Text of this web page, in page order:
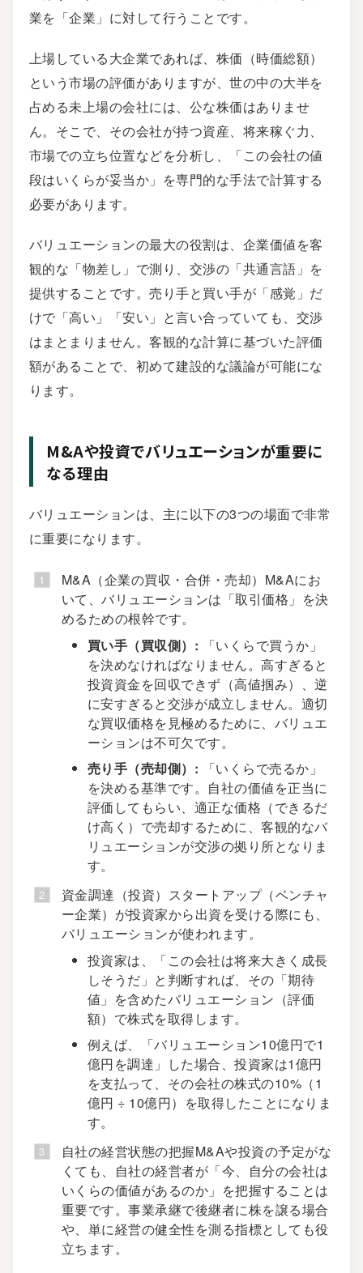
業を「企業」に対して行うことです。
上場している大企業であれば、株価（時価総額）
という市場の評価がありますが、世の中の大半を
占める未上場の会社には、公な株価はありませ
ん。そこで、その会社が持つ資産、将来稼ぐ力、
市場での立ち位置などを分析し、「この会社の値
段はいくらが妥当か」を専門的な手法で計算する
必要があります。
バリュエーションの最大の役割は、企業価値を客
観的な「物差し」で測り、交渉の「共通言語」を
提供することです。売り手と買い手が「感覚」だ
けで「高い」「安い」と言い合っていても、交渉
はまとまりません。客観的な計算に基づいた評価
額があることで、初めて建設的な議論が可能にな
ります。
M&Aや投資でバリュエーションが重要に
なる理由
バリュエーションは、主に以下の3つの場面で非常
に重要になります。
M&A（企業の買収・合併・売却）M&Aにお
いて、バリュエーションは「取引価格」を決
めるための根幹です。
買い手（買収側）: 「いくらで買うか」
を決めなければなりません。高すぎると
投資資金を回収できず（高値掴み）、逆
に安すぎると交渉が成立しません。適切
な買収価格を見極めるために、バリュエ
ーションは不可欠です。
売り手（売却側）: 「いくらで売るか」
を決める基準です。自社の価値を正当に
評価してもらい、適正な価格（できるだ
け高く）で売却するために、客観的なバ
リュエーションが交渉の拠り所となりま
す。
資金調達（投資）スタートアップ（ベンチャ
ー企業）が投資家から出資を受ける際にも、
バリュエーションが使われます。
投資家は、「この会社は将来大きく成長
しそうだ」と判断すれば、その「期待
値」を含めたバリュエーション（評価
額）で株式を取得します。
例えば、「バリュエーション10億円で1
億円を調達」した場合、投資家は1億円
を支払って、その会社の株式の10%（1
億円 ÷ 10億円）を取得したことになりま
す。
自社の経営状態の把握M&Aや投資の予定がな
くても、自社の経営者が「今、自分の会社は
いくらの価値があるのか」を把握することは
重要です。事業承継で後継者に株を譲る場合
や、単に経営の健全性を測る指標としても役
立ちます。